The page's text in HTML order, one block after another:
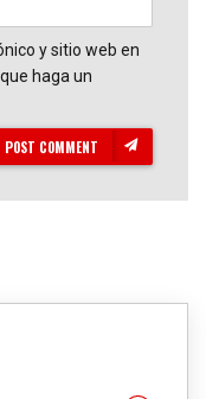
y sitio web en
haga un
POST COMMENT